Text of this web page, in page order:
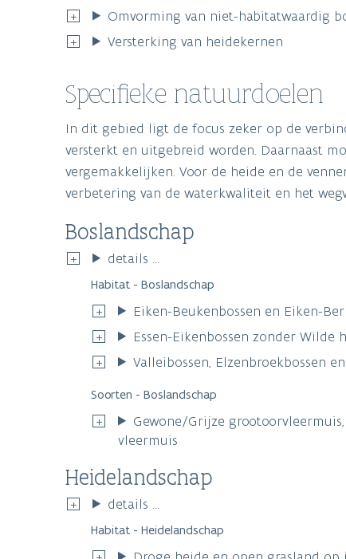
Omvorming van niet-habitatwaardig
Versterking van heidekernen
Specifieke natuurdoelen
In dit gebied ligt de focus zeker op de
versterkt en uitgebreid worden. Daarnaast
vergemakkelijken. Voor de heide en de
verbetering van de waterkwaliteit en het
Boslandschap
details ...
Habitat - Boslandschap
Eiken-Beukenbossen en Eiken-
Essen-Eikenbossen zonder Wilde
Valleibossen, Elzenbroekbossen
Soorten - Boslandschap
Gewone/Grijze
vleermuis
Heidelandschap
details ...
Habitat - Heidelandschap